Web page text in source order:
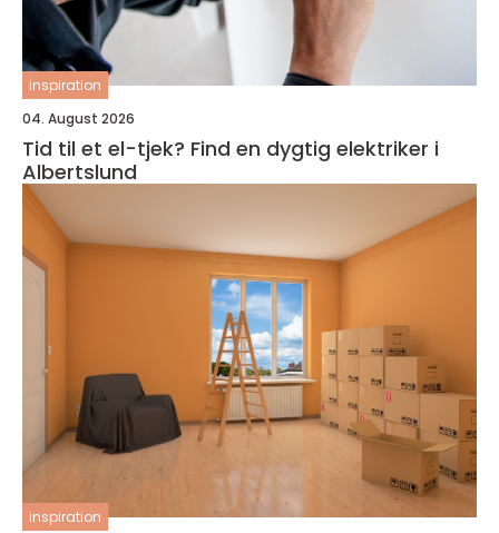
inspiration
04. August 2026
Tid til et el-tjek? Find en dygtig elektriker i
Albertslund
inspiration